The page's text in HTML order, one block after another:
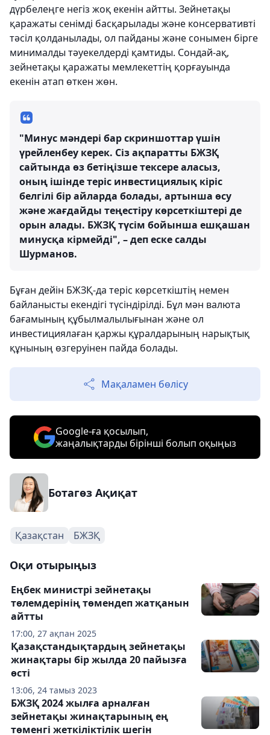
дүрбелеңге негіз жоқ екенін айтты. Зейнетақы
қаражаты сенімді басқарылады және консервативті
тәсіл қолданылады, ол пайданы және сонымен бірге
минималды тәуекелдерді қамтиды. Сондай-ақ,
зейнетақы қаражаты мемлекеттің қорғауында
екенін атап өткен жөн.
"Минус мәндері бар скриншоттар үшін
үрейленбеу керек. Сіз ақпаратты БЖЗҚ
сайтында өз бетіңізше тексере аласыз,
оның ішінде теріс инвестициялық кіріс
белгілі бір айларда болады, артынша өсу
және жағдайды теңестіру көрсеткіштері де
орын алады. БЖЗҚ түсім бойынша ешқашан
минусқа кірмейді", – деп еске салды
Шурманов.
Бұған дейін БЖЗҚ-да теріс көрсеткіштің немен
байланысты екендігі түсіндірілді. Бұл мән валюта
бағамының құбылмалылығынан және ол
инвестициялаған қаржы құралдарының нарықтық
құнының өзгеруінен пайда болады.
Мақаламен бөлісу
Google-ға қосылып,
жаңалықтарды бірінші болып оқыңыз
Ботагөз Ақиқат
Қазақстан БЖЗҚ
Оқи отырыңыз
17:00, 27 ақпан 2025
Еңбек министрі зейнетақы
төлемдерінің төмендеп жатқанын
айтты
13:06, 24 тамыз 2023
Қазақстандықтардың зейнетақы
жинақтары бір жылда 20 пайызға
өсті
БЖЗҚ 2024 жылға арналған
зейнетақы жинақтарының ең
төменгі жеткіліктілік шегін